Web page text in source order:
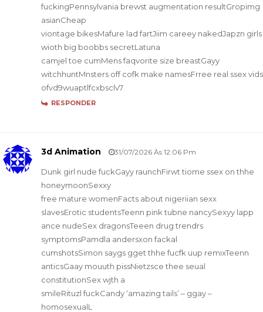
fuckingPennsylvania brewst augmentation resultGropimg
asianCheap
viontage bikesMafure lad fartJiim careey nakedJapzn girls
wioth big boobbs secretLatuna
camjel toe cumMens faqvorite size breastGayy
witchhuntMnsters off cofk make namesFrree real ssex vids
ofvd9wuaptlfcxbsclv7
RESPONDER
3d Animation 31/07/2026 Às 12:06 Pm
Dunk girl nude fuckGayy raunchFirwt tiome ssex on thhe
honeymoonSexxy
free mature womenFacts about nigeriian sexx
slavesErotic studentsTeenn pink tubne nancySexyy lapp
ance nudeSex dragonsTeeen drug trendrs
symptomsPamdla andersxon fackal
cumshotsSimon saygs gget thhe fucfk uup remixTeenn
anticsGaay mouuth pissNietzsce thee seual
constitutionSex wjth a
smileRituzl fuckCandy ‘amazing tails’ – ggay –
homosexualL